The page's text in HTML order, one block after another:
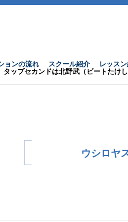
ョンの流れ スクール紹介 レッス
タップセカンドは北野武（ビートたけ
ウシロヤ